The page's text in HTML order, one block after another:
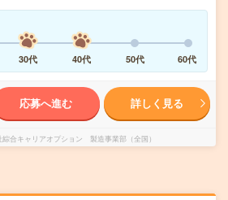
30代 40代 50代 60代
応募へ進む 詳しく見る
綜合キャリアオプション 製造事業部（全国）